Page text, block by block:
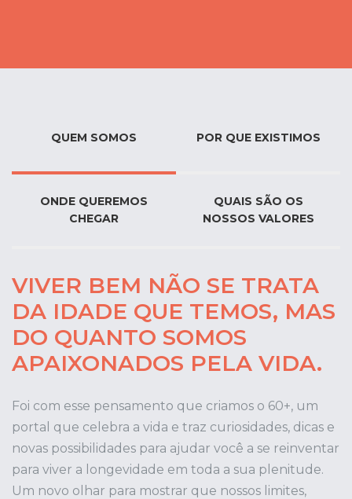
QUEM SOMOS POR QUE EXISTIMOS
ONDE QUEREMOS
CHEGAR
QUAIS SÃO OS
NOSSOS VALORES
VIVER BEM NÃO SE TRATA
DA IDADE QUE TEMOS, MAS
DO QUANTO SOMOS
APAIXONADOS PELA VIDA.
Foi com esse pensamento que criamos o 60+, um
portal que celebra a vida e traz curiosidades, dicas e
novas possibilidades para ajudar você a se reinventar
para viver a longevidade em toda a sua plenitude.
Um novo olhar para mostrar que nossos limites,